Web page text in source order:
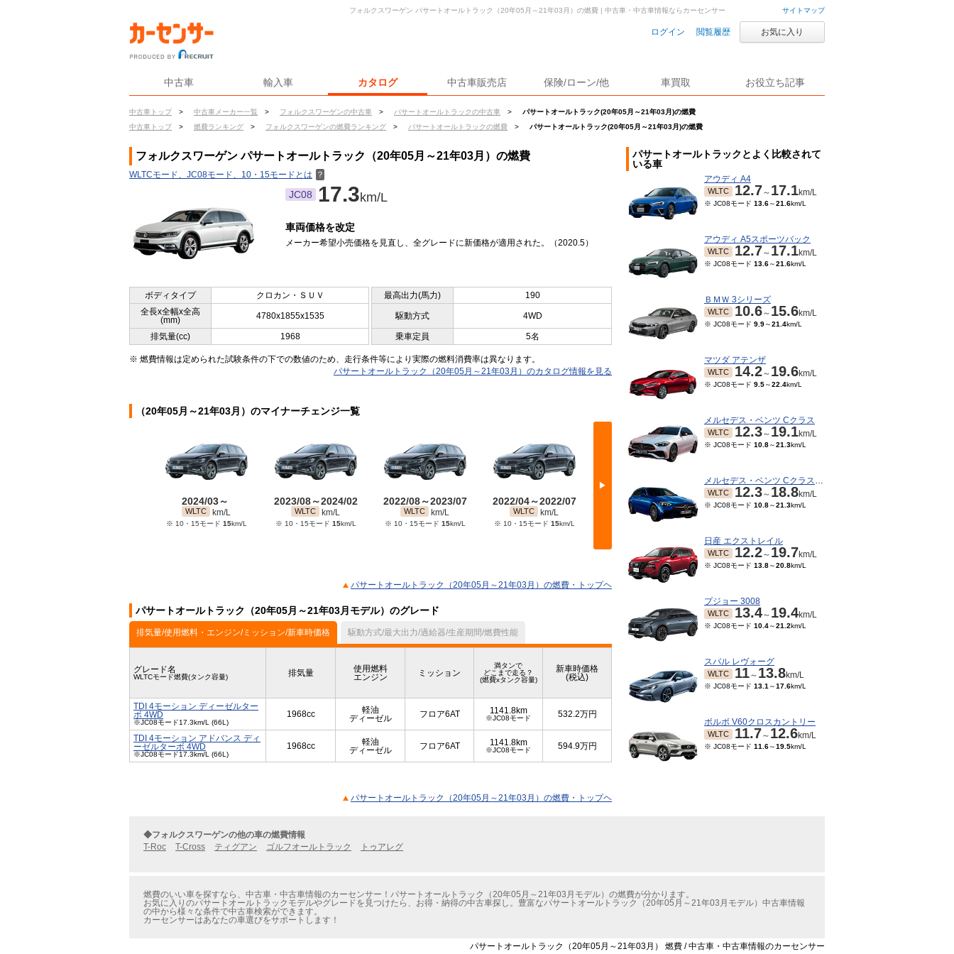
サイトマップ
ログイン 閲覧履歴 お気に入り
中古車 輸入車 カタログ 中古車販売店 保険/ローン/他 車買取 お役立ち記事
中古車トップ > 中古車メーカー一覧 > フォルクスワーゲンの中古車 > パサートオールトラックの中古車 >
パサートオールトラック(20年05月～21年03月)の燃費
中古車トップ
> 燃費ランキング > フォルクスワーゲンの燃費ランキング > パサートオールトラックの燃費 > パサートオールトラック(20年05月～21年03月)の燃費
フォルクスワーゲン パサートオールトラック（20年05月～21年03月）の燃費 | 中古車・中古車情報ならカーセンサー
フォルクスワーゲン パサートオールトラック（20年05月～21年03月）の燃費
WLTCモード、JC08モード、10・15モードとは ？
JC08 17.3km/L
車両価格を改定
メーカー希望小売価格を見直し、全グレードに新価格が適用された。（2020.5）
ボディタイプ クロカン・ＳＵＶ 最高出力(馬力)
190
全長x全幅x全高
(mm)
4780x1855x1535 駆動方式 4WD
排気量(cc) 1968 乗車定員 5名
※ 燃費情報は定められた試験条件の下での数値のため、走行条件等により実際の燃料消費率は異なります。
パサートオールトラック（20年05月～21年03月）のカタログ情報を見る
（20年05月～21年03月）のマイナーチェンジ一覧
▶
2024/03～
WLTC km/L
※ 10・15モード 15km/L
2023/08～2024/02
WLTC km/L
※ 10・15モード 15km/L
2022/08～2023/07
WLTC km/L
※ 10・15モード 15km/L
2022/04～2022/07
WLTC km/L
※ 10・15モード 15km/L
2021/10～2022/03
WLTC km/L
※ 10・15モード
2021/04～2021/09
WLTC
パサートオールトラック（20年05月～21年03月）の燃費・トップヘ
パサートオールトラック（20年05月～21年03月モデル）のグレード
排気量/使用燃料・エンジン/ミッション/新車時価格 駆動方式/最大出力/過給器/生産期間/燃費性能
グレード名
WLTCモード燃費(タンク容量) 排気量
使用燃料
エンジン
ミッション
満タンで
どこまで走る？
(燃費xタンク容量)
新車時価格
(税込)
TDI 4モーション ディーゼルター
ボ 4WD
※JC08モード17.3km/L (66L)
1968cc
軽油
ディーゼル
フロア6AT 1141.8km
※JC08モード 532.2万円
TDI 4モーション アドバンス ディ
ーゼルターボ 4WD
※JC08モード17.3km/L (66L)
1968cc
軽油
ディーゼル
フロア6AT 1141.8km
※JC08モード 594.9万円
パサートオールトラック（20年05月～21年03月）の燃費・トップヘ
パサートオールトラックとよく比較されて
いる車
アウディ A4
WLTC 12.7～ 17.1km/L
※ JC08モード 13.6～21.6km/L
アウディ A5スポーツバック
WLTC 12.7～ 17.1km/L
※ JC08モード 13.6～21.6km/L
ＢＭＷ 3シリーズ
WLTC 10.6～ 15.6km/L
※ JC08モード 9.9～21.4km/L
マツダ アテンザ
WLTC 14.2～ 19.6km/L
※ JC08モード 9.5～22.4km/L
メルセデス・ベンツ Cクラス
WLTC 12.3～ 19.1km/L
※ JC08モード 10.8～21.3km/L
メルセデス・ベンツ Cクラスワゴン
WLTC 12.3～ 18.8km/L
※ JC08モード 10.8～21.3km/L
日産 エクストレイル
WLTC 12.2～ 19.7km/L
※ JC08モード 13.8～20.8km/L
プジョー 3008
WLTC 13.4～ 19.4km/L
※ JC08モード 10.4～21.2km/L
スバル レヴォーグ
WLTC 11～ 13.8km/L
※ JC08モード 13.1 ～17.6km/L
ボルボ V60クロスカントリー
WLTC 11.7～ 12.6km/L
※ JC08モード 11.6～19.5km/L
◆フォルクスワーゲンの他の車の燃費情報
T-Roc
T-Cross ティグアン ゴルフオールトラック トゥアレグ
燃費のいい車を探すなら、中古車・中古車情報のカーセンサー！パサートオールトラック（20年05月～21年03月モデル）の燃費が分かります。
お気に入りのパサートオールトラックモデルやグレードを見つけたら、お得・納得の中古車探し。豊富なパサートオールトラック（20年05月～21年03月モデル）中古車情報
の中から様々な条件で中古車検索ができます。
カーセンサーはあなたの車選びをサポートします！
パサートオールトラック（20年05月～21年03月） 燃費 / 中古車・中古車情報のカーセンサー